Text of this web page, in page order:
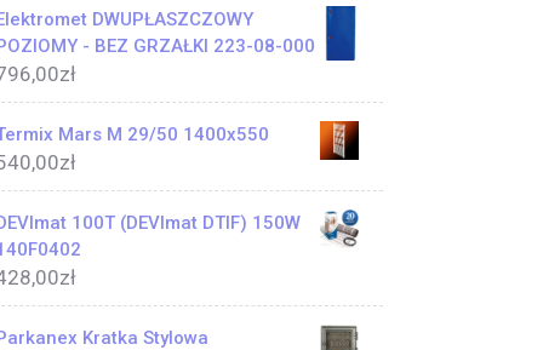
DWUPŁASZCZOWY
- BEZ GRZAŁKI 223-08-000
zł
Mars M 29/50 1400x550
zł
100T (DEVImat DTIF) 150W
zł
Kratka Stylowa